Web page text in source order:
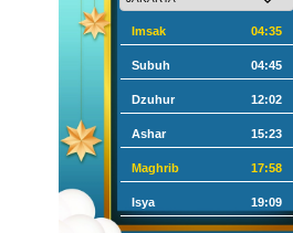
Imsak 04:35
Subuh 04:45
Dzuhur 12:02
Ashar 15:23
Maghrib 17:58
Isya 19:09